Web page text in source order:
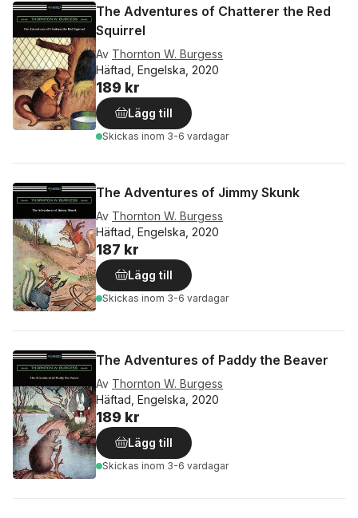
The Adventures of Chatterer the Red
Squirrel
Av Thornton W. Burgess
Häftad, Engelska, 2020
189 kr
Lägg till
Skickas inom 3-6 vardagar
The Adventures of Jimmy Skunk
Av Thornton W. Burgess
Häftad, Engelska, 2020
187 kr
Lägg till
Skickas inom 3-6 vardagar
The Adventures of Paddy the Beaver
Av Thornton W. Burgess
Häftad, Engelska, 2020
189 kr
Lägg till
Skickas inom 3-6 vardagar